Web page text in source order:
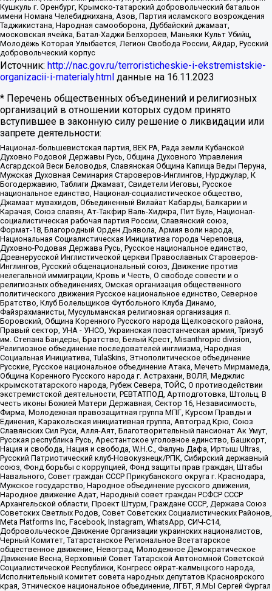
Кушкуль г. Оренбург, Крымско-татарский добровольческий батальон
имени Номана Челебиджихана, Азов, Партия исламского возрождения
Таджикистана, Народная самооборона, Дуббайский джамаат,
московская ячейка, Батал-Хаджи Белхороев, Маньяки Культ Убийц,
Молодёжь Которая Улыбается, Легион Свобода России, Айдар, Русский
добровольческий корпус
Источник: http://nac.gov.ru/terroristicheskie-i-ekstremistskie-
organizacii-i-materialy.html данные на 16.11.2023
* Перечень общественных объединений и религиозных
организаций в отношении которых судом принято
вступившее в законную силу решение о ликвидации или
запрете деятельности:
Национал-большевистская партия, ВЕК РА, Рада земли Кубанской
Духовно Родовой Державы Русь, Община Духовного Управления
Асгардской Веси Беловодья, Славянская Община Капища Веды Перуна,
Мужская Духовная Семинария Староверов-Инглингов, Нурджулар, К
Богодержавию, Таблиги Джамаат, Свидетели Иеговы, Русское
национальное единство, Национал-социалистическое общество,
Джамаат мувахидов, Объединенный Вилайат Кабарды, Балкарии и
Карачая, Союз славян, Ат-Такфир Валь-Хиджра, Пит Буль, Национал-
социалистическая рабочая партия России, Славянский союз,
Формат-18, Благородный Орден Дьявола, Армия воли народа,
Национальная Социалистическая Инициатива города Череповца,
Духовно-Родовая Держава Русь, Русское национальное единство,
Древнерусской Инглистической церкви Православных Староверов-
Инглингов, Русский общенациональный союз, Движение против
нелегальной иммиграции, Кровь и Честь, О свободе совести и о
религиозных объединениях, Омская организация общественного
политического движения Русское национальное единство, Северное
Братство, Клуб Болельщиков Футбольного Клуба Динамо,
Файзрахманисты, Мусульманская религиозная организация п.
Боровский, Община Коренного Русского народа Щелковского района,
Правый сектор, УНА - УНСО, Украинская повстанческая армия, Тризуб
им. Степана Бандеры, Братство, Белый Крест, Misanthropic division,
Религиозное объединение последователей инглиизма, Народная
Социальная Инициатива, TulaSkins, Этнополитическое объединение
Русские, Русское национальное объединение Атака, Мечеть Мирмамеда,
Община Коренного Русского народа г. Астрахани, ВОЛЯ, Меджлис
крымскотатарского народа, Рубеж Севера, ТОЙС, О противодействии
экстремистской деятельности, РЕВТАТПОД, Артподготовка, Штольц, В
честь иконы Божией Матери Державная, Сектор 16, Независимость,
Фирма, Молодежная правозащитная группа МПГ, Курсом Правды и
Единения, Каракольская инициативная группа, Автоград Крю, Союз
Славянских Сил Руси, Алля-Аят, Благотворительный пансионат Ак Умут,
Русская республика Русь, Арестантское уголовное единство, Башкорт,
Нация и свобода, Нация и свобода, W.H.С., Фалунь Дафа, Иртыш Ultras,
Русский Патриотический клуб-Новокузнецк/РПК, Сибирский державный
союз, Фонд борьбы с коррупцией, Фонд защиты прав граждан, Штабы
Навального, Совет граждан СССР Прикубанского округа г. Краснодара,
Мужское государство, Народное объединение русского движения,
Народное движение Адат, Народный совет граждан РСФСР СССР
Архангельской области, Проект Штурм, Граждане СССР, Держава Союз
Советских Светлых Родов, Совет Советских Социалистических Районов,
Meta Platforms Inc, Facebook, Instagram, WhatsApp, СИЧ-С14,
Добровольческое Движение Организации украинских националистов,
Черный Комитет, Татарстанское Региональное Всетатарское
общественное движение, Невоград, Молодежное Демократическое
Движение Весна, Верховный Совет Татарской Автономной Советской
Социалистической Республики, Конгресс ойрат-калмыцкого народа,
Исполнительный комитет совета народных депутатов Красноярского
края, Этническое национальное объединение, ЛГБТ, Я.МЫ Сергей Фургал